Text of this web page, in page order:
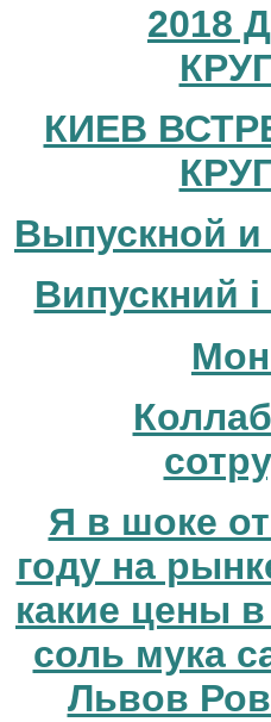
2018
КИЕВ
Выпускной и
Випускний
Я в шоке
году на
какие цены
соль мука
Львов